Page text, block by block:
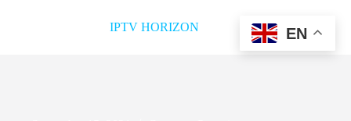
IPTV HORIZON EN